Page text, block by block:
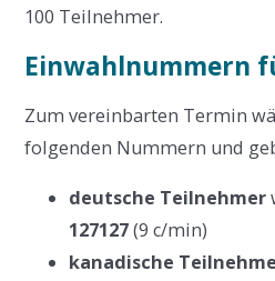
100 Teilnehmer.
Einwahlnummern
Zum vereinbarten Termin
folgenden Nummern und
deutsche Teilnehmer
127127(9 c/min)
kanadische